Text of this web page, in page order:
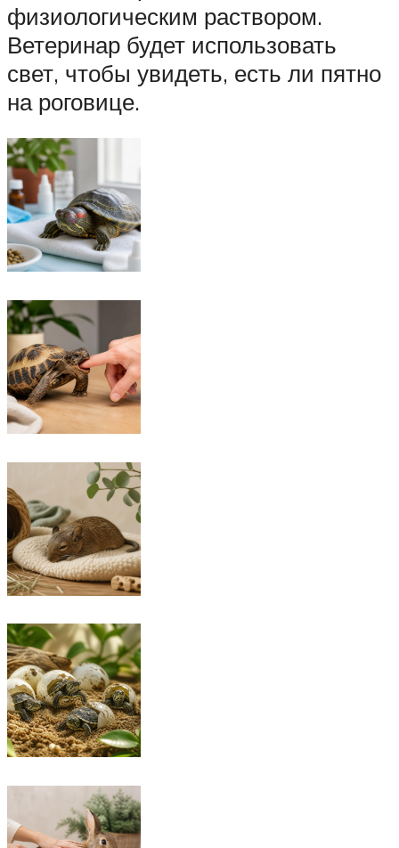
физиологическим раствором.
Ветеринар будет использовать
свет, чтобы увидеть, есть ли пятно
на роговице.